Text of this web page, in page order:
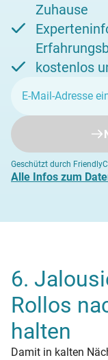
Zuhause
kostenlos
Geschützt durch
Alle Infos zum
6.
Rollos
halten
Damit in kalten